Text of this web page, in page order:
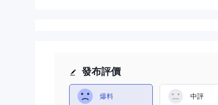
發布評價
爆料 中評